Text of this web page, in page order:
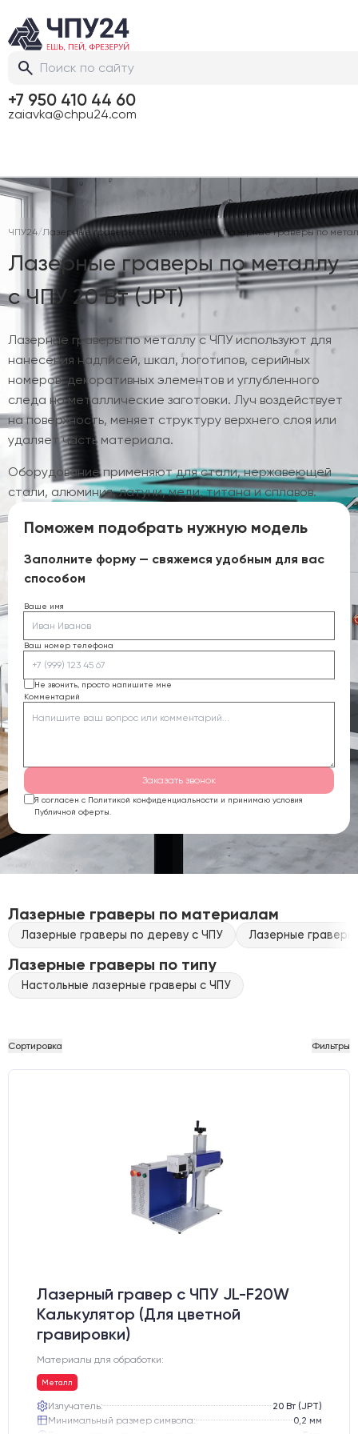
+7 950 410 44 60
zaiavka@chpu24.com
ЧПУ24/Лазерные граверы по металлу с ЧПУ /Лазерные граверы по
Лазерные граверы по металлу
с ЧПУ 20 Вт (JPT)
Лазерные граверы по металлу с ЧПУ используют для
нанесения надписей, шкал, логотипов, серийных
номеров, декоративных элементов и углубленного
следа на металлические заготовки. Луч воздействует
на поверхность, меняет структуру верхнего слоя или
удаляет часть материала.
Оборудование применяют для стали, нержавеющей
стали, алюминия, латуни, меди, титана и сплавов.
Поможем подобрать нужную модель
Заполните форму — свяжемся удобным для вас
способом
Ваше имя
Ваш номер телефона
Не звонить, просто напишите мне
Комментарий
Заказать звонок
Я согласен с Политикой конфиденциальности и принимаю условия
Публичной оферты.
Лазерные граверы по материалам
Лазерные граверы по дереву с ЧПУ Лазерные
Лазерные граверы по типу
Настольные лазерные граверы с ЧПУ
Сортировка Фильтры
Лазерный гравер с ЧПУ JL-F20W
Калькулятор (Для цветной
гравировки)
Материалы для обработки:
Металл
Излучатель:
20 Вт (JPT)
Минимальный размер символа:
0,2 мм